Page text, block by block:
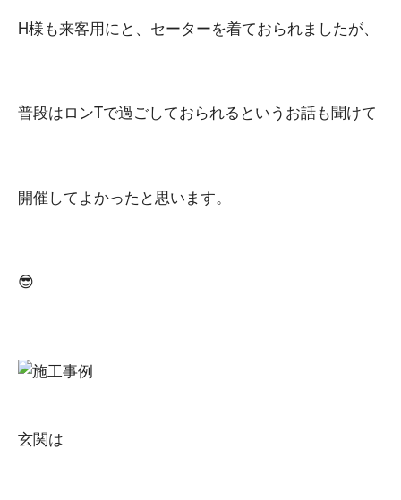
H様も来客用にと、セーターを着ておられましたが、
普段はロンTで過ごしておられるというお話も聞けて
開催してよかったと思います。
😎
玄関は